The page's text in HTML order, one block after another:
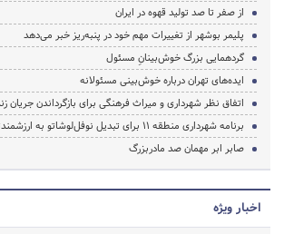
از صفر تا صد تولید قهوه در ایران
پلیمر بوشهر از تغییرات مهم خود در پنبه‌ریز خبر می‌دهد
گردهمایی بزرگ خوش‌بینانِ مسئول
ایده‌های تهران درباره خوش‌بینی مسئولانه
اتفاق نظر شهرداری و میراث فرهنگی برای بازگرداندن جریان
برنامه شهرداری منطقه ۱۱ برای تبدیل نوفل‌لوشاتو به ارزشمندترین خیابان تهران
صابر ابر مهمان صد مادربزرگ
اخبار ویژه